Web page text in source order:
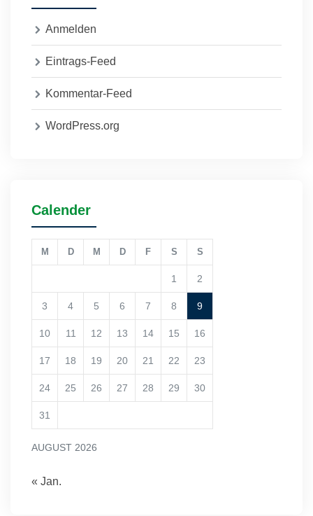
Anmelden
Eintrags-Feed
Kommentar-Feed
WordPress.org
Calender
AUGUST 2026
M D M D F S S
1 2
3 4 5 6 7 8 9
10 11 12 13 14 15 16
17 18 19 20 21 22 23
24 25 26 27 28 29 30
31
« Jan.